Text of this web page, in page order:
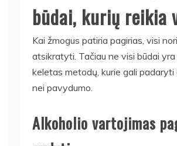
būdai, kurių reikia
Kai žmogus patiria pagirias, visi
atsikratyti. Tačiau ne visi būdai yra
keletas metodų, kurie gali padaryti
nei pavydumo.
Alkoholio vartojimas